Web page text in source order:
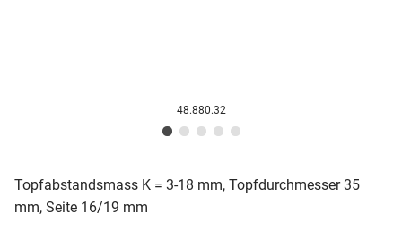
48.880.32
Topfabstandsmass K = 3-18 mm, Topfdurchmesser 35
mm, Seite 16/19 mm